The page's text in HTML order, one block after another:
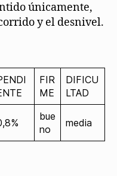
únicamente,
y el desnivel.
FIR
ME
DIFICU
LTAD
bue
no
media